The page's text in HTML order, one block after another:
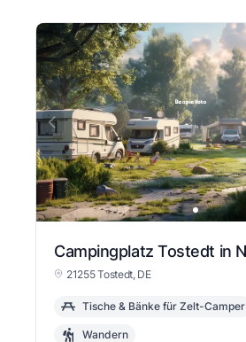
21255 Tostedt, DE
Tische & Bänke für Zelt-Camper
Wandern